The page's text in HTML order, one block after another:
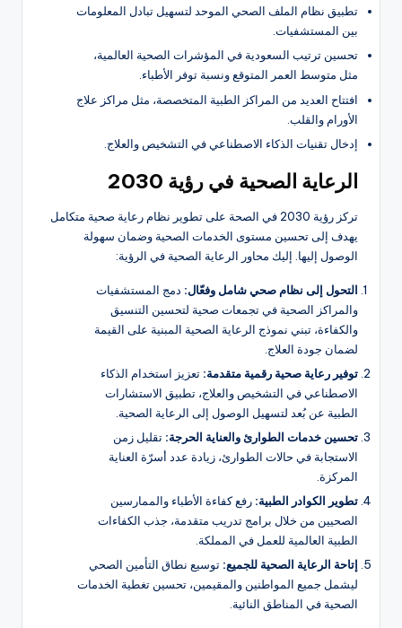
تطبيق نظام الملف الصحي الموحد لتسهيل تبادل المعلومات
بين المستشفيات.
تحسين ترتيب السعودية في المؤشرات الصحية العالمية،
مثل متوسط العمر المتوقع ونسبة توفر الأطباء.
افتتاح العديد من المراكز الطبية المتخصصة، مثل مراكز علاج
الأورام والقلب.
إدخال تقنيات الذكاء الاصطناعي في التشخيص والعلاج.
الرعاية الصحية في رؤية 2030
تركز رؤية 2030 في الصحة على تطوير نظام رعاية صحية متكامل
يهدف إلى تحسين مستوى الخدمات الصحية وضمان سهولة
الوصول إليها. إليك محاور الرعاية الصحية في الرؤية:
التحول إلى نظام صحي شامل وفعّال: دمج المستشفيات
والمراكز الصحية في تجمعات صحية لتحسين التنسيق
والكفاءة، تبني نموذج الرعاية الصحية المبنية على القيمة
لضمان جودة العلاج.
توفير رعاية صحية رقمية متقدمة: تعزيز استخدام الذكاء
الاصطناعي في التشخيص والعلاج، تطبيق الاستشارات
الطبية عن بُعد لتسهيل الوصول إلى الرعاية الصحية.
تحسين خدمات الطوارئ والعناية الحرجة: تقليل زمن
الاستجابة في حالات الطوارئ، زيادة عدد أسرّة العناية
المركزة.
تطوير الكوادر الطبية: رفع كفاءة الأطباء والممارسين
الصحيين من خلال برامج تدريب متقدمة، جذب الكفاءات
الطبية العالمية للعمل في المملكة.
إتاحة الرعاية الصحية للجميع: توسيع نطاق التأمين الصحي
ليشمل جميع المواطنين والمقيمين، تحسين تغطية الخدمات
الصحية في المناطق النائية.